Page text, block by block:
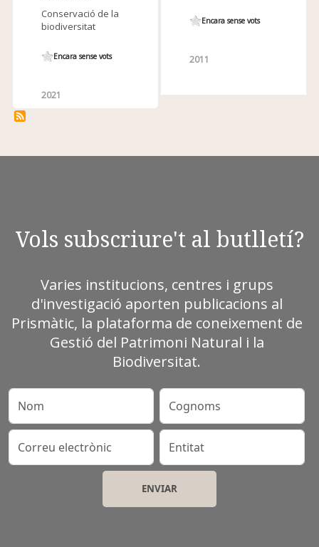
Conservació de la
biodiversitat
Encara sense vots
2021
Encara sense vots
2011
Vols subscriure't al butlletí?
Varies institucions, centres i grups
d'investigació aporten publicacions al
Prismàtic, la plataforma de coneixement de
Gestió del Patrimoni Natural i la
Biodiversitat.
Nom Cognoms
Correu electrònic Entitat